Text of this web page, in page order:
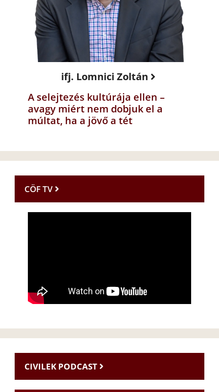
ifj. Lomnici Zoltán
A selejtezés kultúrája ellen –
avagy miért nem dobjuk el a
múltat, ha a jövő a tét
CÖF TV
CIVILEK PODCAST